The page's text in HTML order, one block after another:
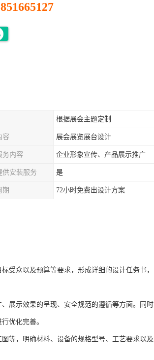
根据展会主题定制
容 展会展览展台设计
务内容 企业形象宣传、产品展示推广
供安装服务 是
期 72小时免费出设计方案
受众以及预算等要求，形成详细的设计任务书
展示效果的呈现、安全规范的遵循等方面。同
优化完善。
等，明确材料、设备的规格型号、工艺要求以